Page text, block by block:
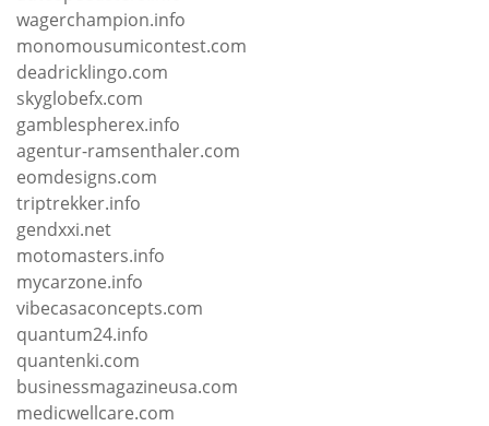
wagerchampion.info
monomousumicontest.com
deadricklingo.com
skyglobefx.com
gamblespherex.info
agentur-ramsenthaler.com
eomdesigns.com
triptrekker.info
gendxxi.net
motomasters.info
mycarzone.info
vibecasaconcepts.com
quantum24.info
quantenki.com
businessmagazineusa.com
medicwellcare.com